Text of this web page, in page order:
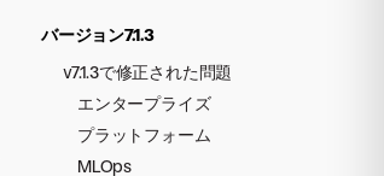
バージョン7.1.3
v7.1.3で修正された問題
エンタープライズ
プラットフォーム
MLOps